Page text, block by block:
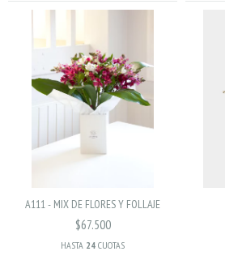
A111 - MIX DE FLORES Y FOLLAJE
$67.500
HASTA 24 CUOTAS